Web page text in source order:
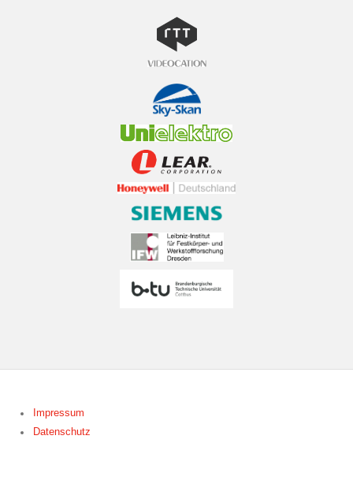
Impressum
Datenschutz